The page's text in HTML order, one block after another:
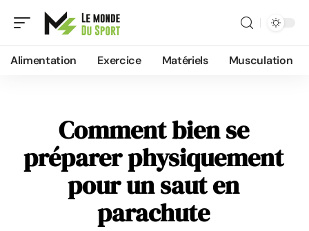
Alimentation Exercice Matériels Musculation
Comment bien se
préparer physiquement
pour un saut en
parachute